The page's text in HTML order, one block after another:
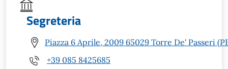
Segreteria
Piazza 6 Aprile, 2009 65029 Torre De' Passeri
+39 085 8425685